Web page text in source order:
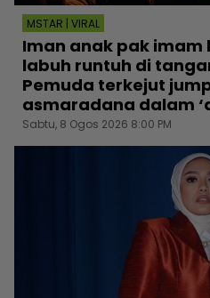
MSTAR | VIRAL
Iman anak pak imam
labuh runtuh di
Pemuda terkejut
asmaradana dalam
Sabtu, 8 Ogos 2026 8:00 PM